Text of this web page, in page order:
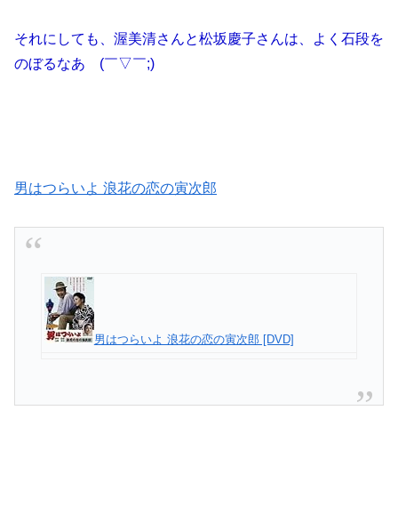
それにしても、渥美清さんと松坂慶子さんは、よく石段を
のぼるなあ (￣▽￣;)
男はつらいよ 浪花の恋の寅次郎
男はつらいよ 浪花の恋の寅次郎 [DVD]